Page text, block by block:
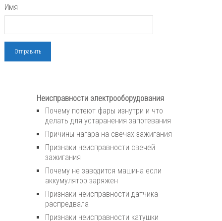
Имя
Неисправности электрооборудования
Почему потеют фары изнутри и что
делать для устаранения запотевания
Причины нагара на свечах зажигания
Признаки неисправности свечей
зажигания
Почему не заводится машина если
аккумулятор заряжен
Признаки неисправности датчика
распредвала
Признаки неисправности катушки